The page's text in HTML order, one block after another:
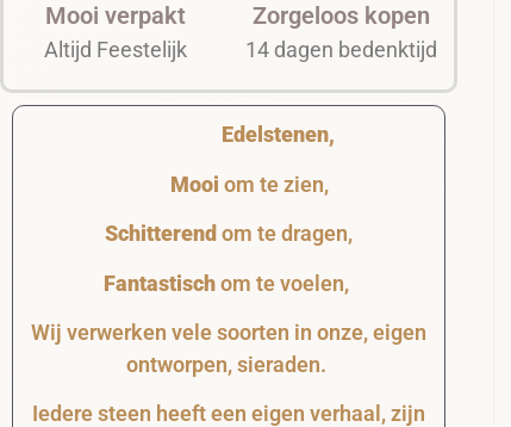
Mooi verpakt
Altijd Feestelijk
Zorgeloos kopen
14 dagen bedenktijd
Edelstenen,
Mooi om te zien,
Schitterend om te dragen,
Fantastischom te voelen,
Wij verwerken vele soorten in onze, eigen
ontworpen, sieraden.
Iedere steen heeft een eigen verhaal, zijn